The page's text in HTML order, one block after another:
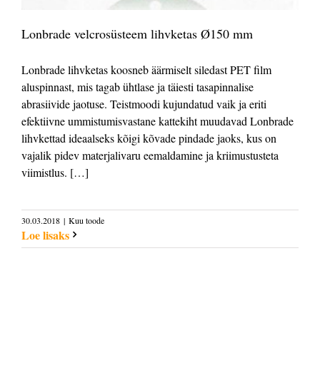
Lonbrade velcrosüsteem lihvketas Ø150 mm
Lonbrade lihvketas koosneb äärmiselt siledast PET film
aluspinnast, mis tagab ühtlase ja täiesti tasapinnalise
abrasiivide jaotuse. Teistmoodi kujundatud vaik ja eriti
efektiivne ummistumisvastane kattekiht muudavad Lonbrade
lihvkettad ideaalseks kõigi kõvade pindade jaoks, kus on
vajalik pidev materjalivaru eemaldamine ja kriimustusteta
viimistlus. […]
30.03.2018 | Kuu toode
Loe lisaks